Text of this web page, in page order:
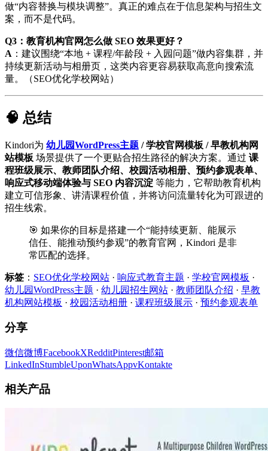
做“内容替换与模块调整”。真正的难点在于信息架构与招生文
案，而不是代码。
Q3：教育机构官网怎么做 SEO 效果更好？
A ：建议围绕“本地 + 课程/年龄段 + 入园问题”做内容集群，并
持续更新活动与相册页，这类内容更容易获取高意向搜索流
量。（SEO优化学校网站）
🧠 总结
Kindori为 幼儿园WordPress主题 / 学校官网模板 / 早教机构网
站模板 场景提供了一个更贴合招生路径的解决方案。通过 课
程班级展示、教师团队介绍、校园活动相册、预约参观表单、
响应式移动端体验与 SEO 内容沉淀 等能力，它帮助教育机构
建立可信形象、讲清课程价值，并将访问流量转化为可跟进的
招生线索。
🎯 如果你的目标是搭建一个“能持续更新、能展示
信任、能推动预约参观”的教育官网，Kindori 是非
常匹配的选择。
标签 ： SEO优化学校网站 · 响应式教育主题 · 学校官网模板 ·
幼儿园WordPress主题 · 幼儿园招生网站 · 教师团队介绍 · 早教
机构网站模板 · 校园活动相册 · 课程班级展示 · 预约参观表单
分享
微信微博FacebookXRedditPinterest邮箱
LinkedInStumbleUponWhatsAppvKontakte
相关产品